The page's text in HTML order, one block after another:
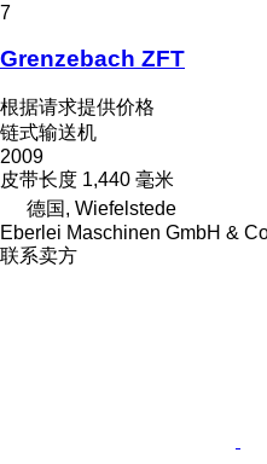
7
Grenzebach ZFT
根据请求提供价格
链式输送机
2009
皮带长度 1,440 毫米
德国, Wiefelstede
Eberlei Maschinen GmbH &
联系卖方